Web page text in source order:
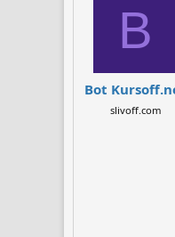
ы
B
Bot
slivoff.com